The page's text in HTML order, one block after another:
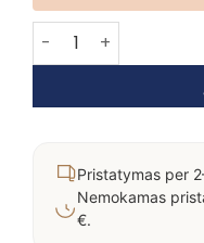
produkto kiekis:
Pristatymas per
Nemokamas
€.